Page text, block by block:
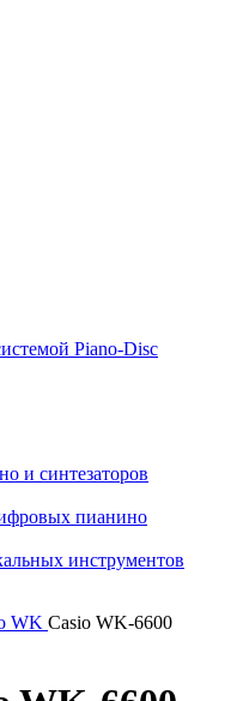
Piano-Disc
и синтезаторов
пианино
инструментов
WK Casio WK-6600